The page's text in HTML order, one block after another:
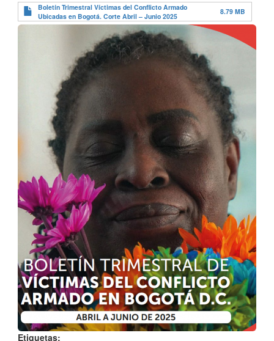
Boletín Trimestral Víctimas del Conflicto Armado
Ubicadas en Bogotá. Corte Abril – Junio 2025
8.79 MB
Etiquetas